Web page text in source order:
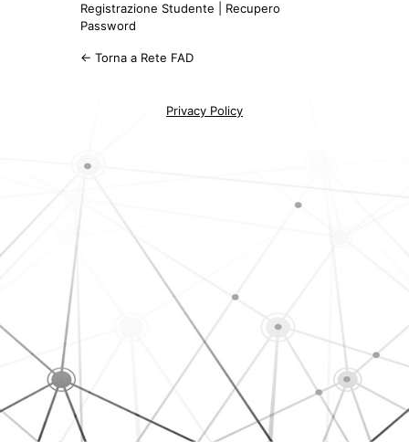
Registrazione Studente
Recupero
Password
← Torna a Rete FAD
Privacy Policy